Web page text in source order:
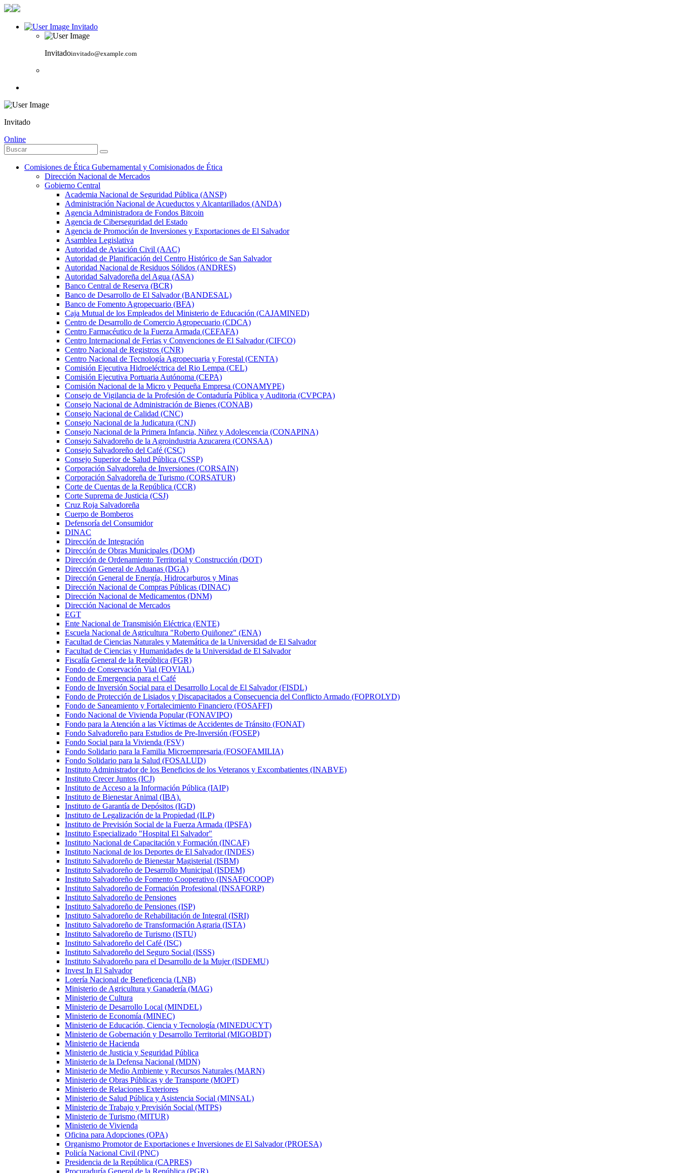
Invitado
Invitadoinvitado@example.com
Invitado
Online
Comisiones de Ética Gubernamental y Comisionados de Ética
Dirección Nacional de Mercados
Gobierno Central
Academia Nacional de Seguridad Pública (ANSP)
Administración Nacional de Acueductos y Alcantarillados (ANDA)
Agencia Administradora de Fondos Bitcoin
Agencia de Ciberseguridad del Estado
Agencia de Promoción de Inversiones y Exportaciones de El Salvador
Asamblea Legislativa
Autoridad de Aviación Civil (AAC)
Autoridad de Planificación del Centro Histórico de San Salvador
Autoridad Nacional de Residuos Sólidos (ANDRES)
Autoridad Salvadoreña del Agua (ASA)
Banco Central de Reserva (BCR)
Banco de Desarrollo de El Salvador (BANDESAL)
Banco de Fomento Agropecuario (BFA)
Caja Mutual de los Empleados del Ministerio de Educación (CAJAMINED)
Centro de Desarrollo de Comercio Agropecuario (CDCA)
Centro Farmacéutico de la Fuerza Armada (CEFAFA)
Centro Internacional de Ferias y Convenciones de El Salvador (CIFCO)
Centro Nacional de Registros (CNR)
Centro Nacional de Tecnología Agropecuaria y Forestal (CENTA)
Comisión Ejecutiva Hidroeléctrica del Rio Lempa (CEL)
Comisión Ejecutiva Portuaria Autónoma (CEPA)
Comisión Nacional de la Micro y Pequeña Empresa (CONAMYPE)
Consejo de Vigilancia de la Profesión de Contaduría Pública y Auditoria (CVPCPA)
Consejo Nacional de Administración de Bienes (CONAB)
Consejo Nacional de Calidad (CNC)
Consejo Nacional de la Judicatura (CNJ)
Consejo Nacional de la Primera Infancia, Niñez y Adolescencia (CONAPINA)
Consejo Salvadoreño de la Agroindustria Azucarera (CONSAA)
Consejo Salvadoreño del Café (CSC)
Consejo Superior de Salud Pública (CSSP)
Corporación Salvadoreña de Inversiones (CORSAIN)
Corporación Salvadoreña de Turismo (CORSATUR)
Corte de Cuentas de la República (CCR)
Corte Suprema de Justicia (CSJ)
Cruz Roja Salvadoreña
Cuerpo de Bomberos
Defensoría del Consumidor
DINAC
Dirección de Integración
Dirección de Obras Municipales (DOM)
Dirección de Ordenamiento Territorial y Construcción (DOT)
Dirección General de Aduanas (DGA)
Dirección General de Energía, Hidrocarburos y Minas
Dirección Nacional de Compras Públicas (DINAC)
Dirección Nacional de Medicamentos (DNM)
Dirección Nacional de Mercados
EGT
Ente Nacional de Transmisión Eléctrica (ENTE)
Escuela Nacional de Agricultura "Roberto Quiñonez" (ENA)
Facultad de Ciencias Naturales y Matemática de la Universidad de El Salvador
Facultad de Ciencias y Humanidades de la Universidad de El Salvador
Fiscalía General de la República (FGR)
Fondo de Conservación Vial (FOVIAL)
Fondo de Emergencia para el Café
Fondo de Inversión Social para el Desarrollo Local de El Salvador (FISDL)
Fondo de Protección de Lisiados y Discapacitados a Consecuencia del Conflicto Armado (FOPROLYD)
Fondo de Saneamiento y Fortalecimiento Financiero (FOSAFFI)
Fondo Nacional de Vivienda Popular (FONAVIPO)
Fondo para la Atención a las Víctimas de Accidentes de Tránsito (FONAT)
Fondo Salvadoreño para Estudios de Pre-Inversión (FOSEP)
Fondo Social para la Vivienda (FSV)
Fondo Solidario para la Familia Microempresaria (FOSOFAMILIA)
Fondo Solidario para la Salud (FOSALUD)
Instituto Administrador de los Beneficios de los Veteranos y Excombatientes (INABVE)
Instituto Crecer Juntos (ICJ)
Instituto de Acceso a la Información Pública (IAIP)
Instituto de Bienestar Animal (IBA).
Instituto de Garantía de Depósitos (IGD)
Instituto de Legalización de la Propiedad (ILP)
Instituto de Previsión Social de la Fuerza Armada (IPSFA)
Instituto Especializado "Hospital El Salvador"
Instituto Nacional de Capacitación y Formación (INCAF)
Instituto Nacional de los Deportes de El Salvador (INDES)
Instituto Salvadoreño de Bienestar Magisterial (ISBM)
Instituto Salvadoreño de Desarrollo Municipal (ISDEM)
Instituto Salvadoreño de Fomento Cooperativo (INSAFOCOOP)
Instituto Salvadoreño de Formación Profesional (INSAFORP)
Instituto Salvadoreño de Pensiones
Instituto Salvadoreño de Pensiones (ISP)
Instituto Salvadoreño de Rehabilitación de Integral (ISRI)
Instituto Salvadoreño de Transformación Agraria (ISTA)
Instituto Salvadoreño de Turismo (ISTU)
Instituto Salvadoreño del Café (ISC)
Instituto Salvadoreño del Seguro Social (ISSS)
Instituto Salvadoreño para el Desarrollo de la Mujer (ISDEMU)
Invest In El Salvador
Lotería Nacional de Beneficencia (LNB)
Ministerio de Agricultura y Ganadería (MAG)
Ministerio de Cultura
Ministerio de Desarrollo Local (MINDEL)
Ministerio de Economía (MINEC)
Ministerio de Educación, Ciencia y Tecnología (MINEDUCYT)
Ministerio de Gobernación y Desarrollo Territorial (MIGOBDT)
Ministerio de Hacienda
Ministerio de Justicia y Seguridad Pública
Ministerio de la Defensa Nacional (MDN)
Ministerio de Medio Ambiente y Recursos Naturales (MARN)
Ministerio de Obras Públicas y de Transporte (MOPT)
Ministerio de Relaciones Exteriores
Ministerio de Salud Pública y Asistencia Social (MINSAL)
Ministerio de Trabajo y Previsión Social (MTPS)
Ministerio de Turismo (MITUR)
Ministerio de Vivienda
Oficina para Adopciones (OPA)
Organismo Promotor de Exportaciones e Inversiones de El Salvador (PROESA)
Policía Nacional Civil (PNC)
Presidencia de la República (CAPRES)
Procuraduría General de la República (PGR)